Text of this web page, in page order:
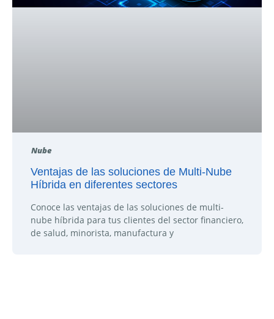
Nube
Ventajas de las soluciones de Multi-Nube
Híbrida en diferentes sectores
Conoce las ventajas de las soluciones de multi-
nube híbrida para tus clientes del sector financiero,
de salud, minorista, manufactura y